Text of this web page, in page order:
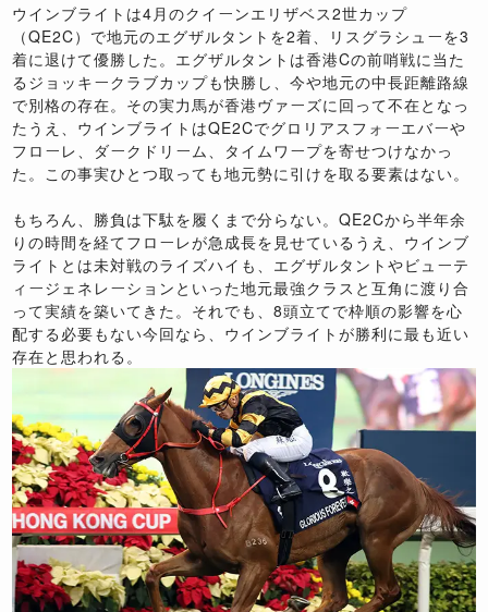
ウインブライトは4月のクイーンエリザベス2世カップ
（QE2C）で地元のエグザルタントを2着、リスグラシューを3
着に退けて優勝した。エグザルタントは香港Cの前哨戦に当た
るジョッキークラブカップも快勝し、今や地元の中長距離路線
で別格の存在。その実力馬が香港ヴァーズに回って不在となっ
たうえ、ウインブライトはQE2Cでグロリアスフォーエバーや
フローレ、ダークドリーム、タイムワープを寄せつけなかっ
た。この事実ひとつ取っても地元勢に引けを取る要素はない。
もちろん、勝負は下駄を履くまで分らない。QE2Cから半年余
りの時間を経てフローレが急成長を見せているうえ、ウインブ
ライトとは未対戦のライズハイも、エグザルタントやビューテ
ィージェネレーションといった地元最強クラスと互角に渡り合
って実績を築いてきた。それでも、8頭立てで枠順の影響を心
配する必要もない今回なら、ウインブライトが勝利に最も近い
存在と思われる。